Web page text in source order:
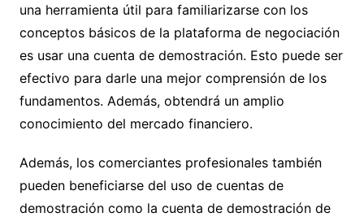
una herramienta útil para familiarizarse con los
conceptos básicos de la plataforma de negociación
es usar una cuenta de demostración. Esto puede ser
efectivo para darle una mejor comprensión de los
fundamentos. Además, obtendrá un amplio
conocimiento del mercado financiero.
Además, los comerciantes profesionales también
pueden beneficiarse del uso de cuentas de
demostración como la cuenta de demostración de